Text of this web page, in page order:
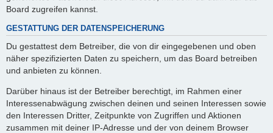
Board zugreifen kannst.
GESTATTUNG DER DATENSPEICHERUNG
Du gestattest dem Betreiber, die von dir eingegebenen und oben
näher spezifizierten Daten zu speichern, um das Board betreiben
und anbieten zu können.
Darüber hinaus ist der Betreiber berechtigt, im Rahmen einer
Interessenabwägung zwischen deinen und seinen Interessen sowie
den Interessen Dritter, Zeitpunkte von Zugriffen und Aktionen
zusammen mit deiner IP-Adresse und der von deinem Browser